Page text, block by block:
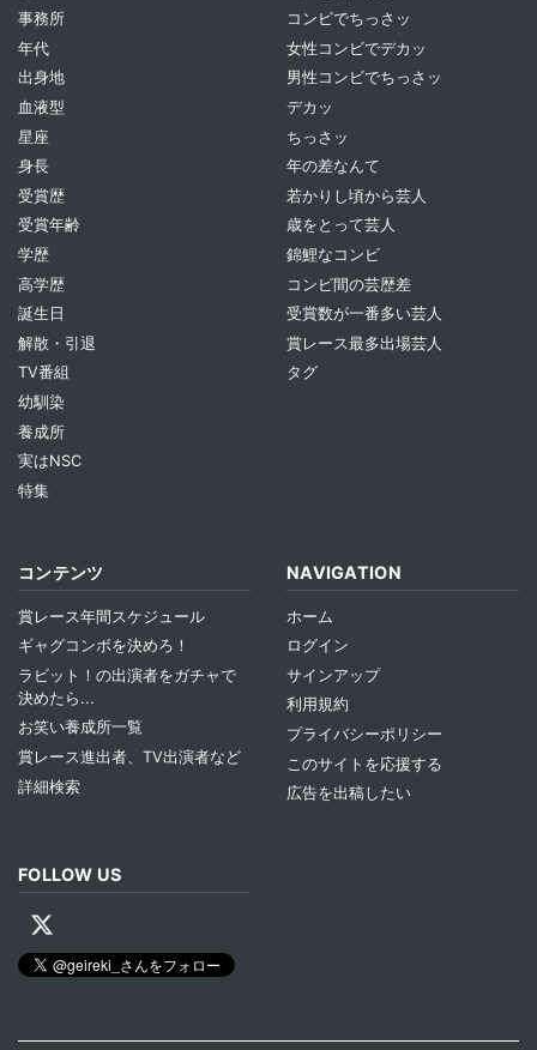
事務所
年代
出身地
血液型
星座
身長
受賞歴
受賞年齢
学歴
高学歴
誕生日
解散・引退
TV番組
幼馴染
養成所
実はNSC
特集
コンビでちっさッ
女性コンビでデカッ
男性コンビでちっさッ
デカッ
ちっさッ
年の差なんて
若かりし頃から芸人
歳をとって芸人
錦鯉なコンビ
コンビ間の芸歴差
受賞数が一番多い芸人
賞レース最多出場芸人
タグ
コンテンツ
賞レース年間スケジュール
ギャグコンボを決めろ！
ラビット！の出演者をガチャで
決めたら...
お笑い養成所一覧
賞レース進出者、TV出演者など
詳細検索
NAVIGATION
ホーム
ログイン
サインアップ
利用規約
プライバシーポリシー
このサイトを応援する
広告を出稿したい
FOLLOW US